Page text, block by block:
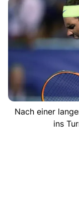
Nach einer
ins